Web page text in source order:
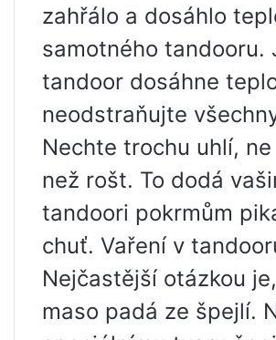
zahřálo a dosáhlo
samotného tandooru.
tandoor dosáhne
neodstraňujte
Nechte trochu uhlí,
než rošt. To dodá
tandoori pokrmům
chuť. Vaření v
Nejčastější otázkou
maso padá ze špejlí.